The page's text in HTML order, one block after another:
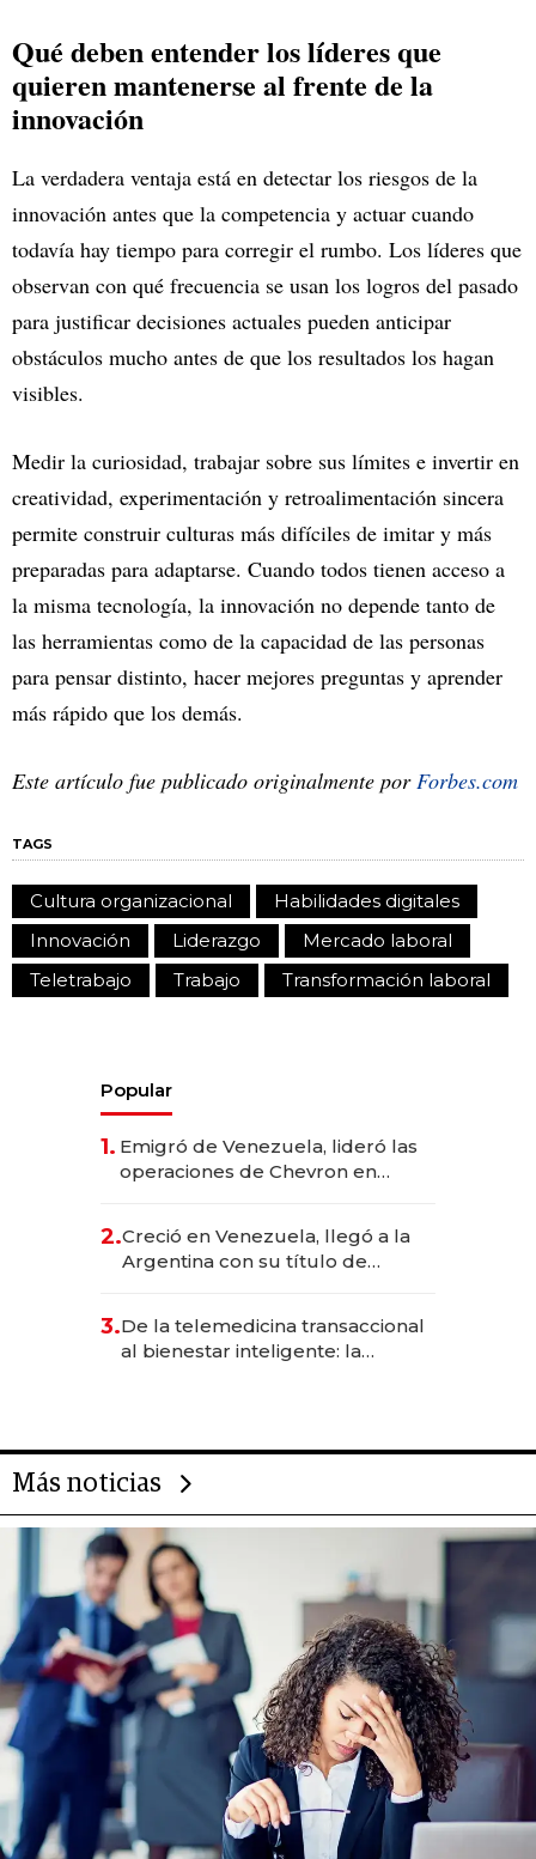
Qué deben entender los líderes que
quieren mantenerse al frente de la
innovación
La verdadera ventaja está en detectar los riesgos de la
innovación antes que la competencia y actuar cuando
todavía hay tiempo para corregir el rumbo. Los líderes que
observan con qué frecuencia se usan los logros del pasado
para justificar decisiones actuales pueden anticipar
obstáculos mucho antes de que los resultados los hagan
visibles.
Medir la curiosidad, trabajar sobre sus límites e invertir en
creatividad, experimentación y retroalimentación sincera
permite construir culturas más difíciles de imitar y más
preparadas para adaptarse. Cuando todos tienen acceso a
la misma tecnología, la innovación no depende tanto de
las herramientas como de la capacidad de las personas
para pensar distinto, hacer mejores preguntas y aprender
más rápido que los demás.
Este artículo fue publicado originalmente porForbes.com
TAGS
Cultura organizacional
Habilidades digitales
Innovación
Liderazgo
Mercado laboral
Teletrabajo
Trabajo Transformación laboral
Popular
1. Emigró de Venezuela, lideró las
operaciones de Chevron en
2.Creció en Venezuela, llegó a la
Argentina con su título de
las marcas "fast premium"
3.De la telemedicina transaccional
al bienestar inteligente: la
Más noticias